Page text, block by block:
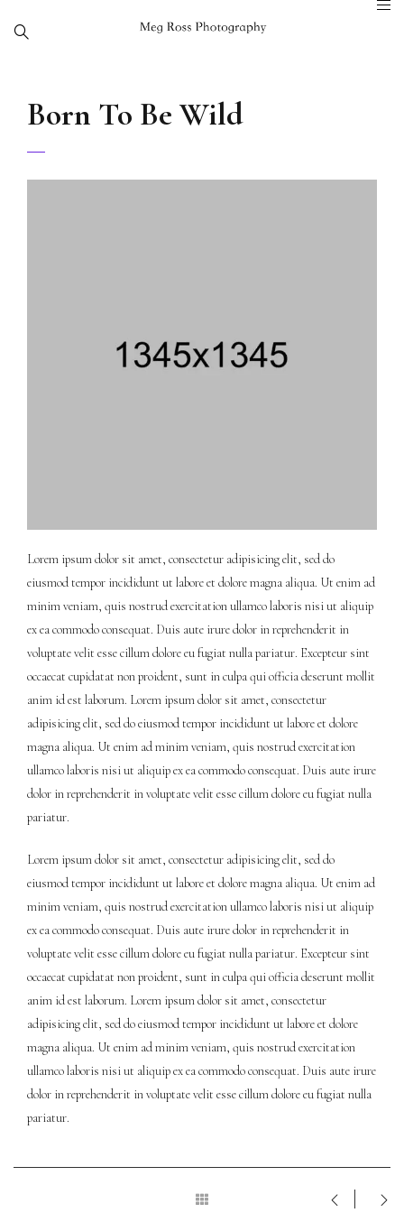
Born To Be Wild
Lorem ipsum dolor sit amet, consectetur adipisicing elit, sed do
eiusmod tempor incididunt ut labore et dolore magna aliqua. Ut enim ad
minim veniam, quis nostrud exercitation ullamco laboris nisi ut aliquip
ex ea commodo consequat. Duis aute irure dolor in reprehenderit in
voluptate velit esse cillum dolore eu fugiat nulla pariatur. Excepteur sint
occaecat cupidatat non proident, sunt in culpa qui officia deserunt mollit
anim id est laborum. Lorem ipsum dolor sit amet, consectetur
adipisicing elit, sed do eiusmod tempor incididunt ut labore et dolore
magna aliqua. Ut enim ad minim veniam, quis nostrud exercitation
ullamco laboris nisi ut aliquip ex ea commodo consequat. Duis aute irure
dolor in reprehenderit in voluptate velit esse cillum dolore eu fugiat nulla
pariatur.
Lorem ipsum dolor sit amet, consectetur adipisicing elit, sed do
eiusmod tempor incididunt ut labore et dolore magna aliqua. Ut enim ad
minim veniam, quis nostrud exercitation ullamco laboris nisi ut aliquip
ex ea commodo consequat. Duis aute irure dolor in reprehenderit in
voluptate velit esse cillum dolore eu fugiat nulla pariatur. Excepteur sint
occaecat cupidatat non proident, sunt in culpa qui officia deserunt mollit
anim id est laborum. Lorem ipsum dolor sit amet, consectetur
adipisicing elit, sed do eiusmod tempor incididunt ut labore et dolore
magna aliqua. Ut enim ad minim veniam, quis nostrud exercitation
ullamco laboris nisi ut aliquip ex ea commodo consequat. Duis aute irure
dolor in reprehenderit in voluptate velit esse cillum dolore eu fugiat nulla
pariatur.